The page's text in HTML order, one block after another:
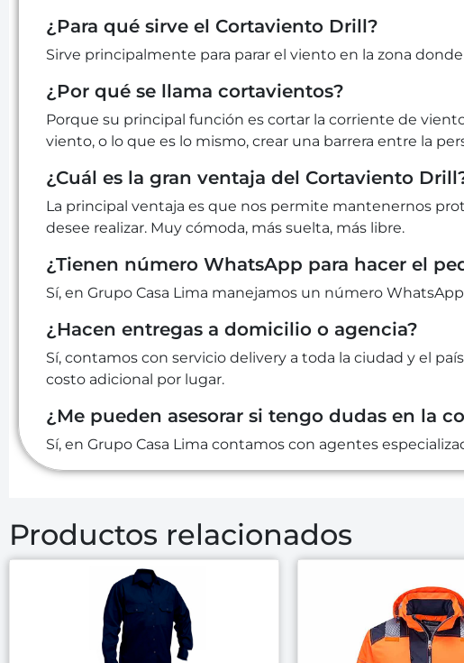
¿Para qué sirve el Cortaviento Drill?
Sirve principalmente para parar el viento en la zona
¿Por qué se llama cortavientos?
Porque su principal función es cortar la corriente de
viento, o lo que es lo mismo, crear una barrera entre la
¿Cuál es la gran ventaja del Cortaviento
La principal ventaja es que nos permite mantenernos
desee realizar. Muy cómoda, más suelta, más libre.
¿Tienen número WhatsApp para hacer el
Sí, en Grupo Casa Lima manejamos un número
¿Hacen entregas a domicilio o agencia?
Sí, contamos con servicio delivery a toda la ciudad y el
costo adicional por lugar.
¿Me pueden asesorar si tengo dudas en la
Sí, en Grupo Casa Lima contamos con agentes
Productos relacionados